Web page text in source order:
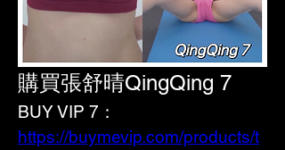
購買張舒晴QingQing 7
BUY VIP 7：
https://buymevip.com/products/t